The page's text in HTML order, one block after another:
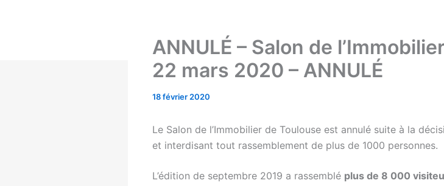
ANNULÉ – Salon de
22 mars 2020 – ANNULÉ
18 février 2020
Le Salon de l’Immobilier de Toulouse est annulé suite à la
et interdisant tout rassemblement de plus de 1000 personnes.
L’édition de septembre 2019 a rassemblé plus de 8 000